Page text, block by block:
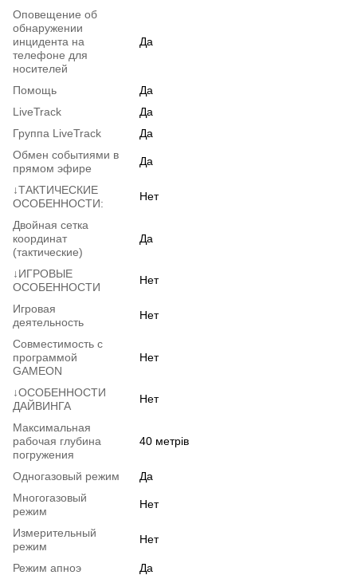
Оповещение об
обнаружении
инцидента на
телефоне для
носителей
Да
Помощь
Да
LiveTrack
Да
Группа LiveTrack
Да
Обмен событиями в
прямом эфире
Да
↓ТАКТИЧЕСКИЕ
ОСОБЕННОСТИ:
Нет
Двойная сетка
координат
(тактические)
Да
↓ИГРОВЫЕ
ОСОБЕННОСТИ
Нет
Игровая
деятельность
Нет
Совместимость с
программой
GAMEON
Нет
↓ОСОБЕННОСТИ
ДАЙВИНГА
Нет
Максимальная
рабочая глубина
погружения
40 метрів
Одногазовый режим
Да
Многогазовый
режим
Нет
Измерительный
режим
Нет
Режим апноэ
Да